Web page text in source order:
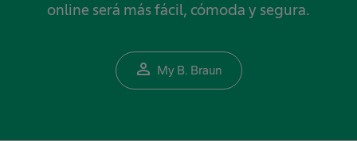
online será más fácil, cómoda y segura.
person_outline My B. Braun